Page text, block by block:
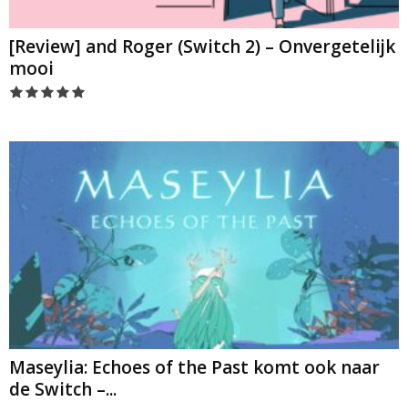
[Review] and Roger (Switch 2) – Onvergetelijk
mooi
Maseylia: Echoes of the Past komt ook naar
de Switch –...